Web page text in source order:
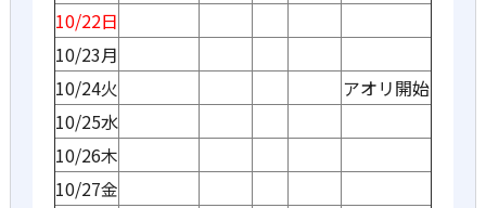
10/22日
10/23月
10/24火
アオリ開始
10/25水
10/26木
10/27金